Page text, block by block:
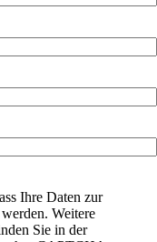
Ihre Daten zur
Weitere
Sie in der